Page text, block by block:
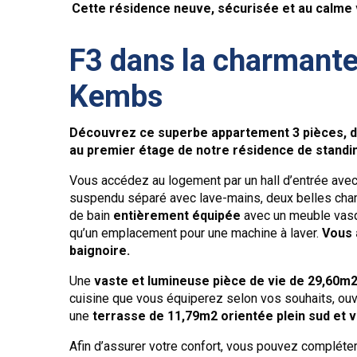
Cette résidence neuve, sécurisée et au
F3 dans la
Kembs
Découvrez ce superbe appartement 3 pièces,
au premier étage de notre résidence de
Vous accédez au logement par un hall d’entrée
suspendu séparé avec lave-mains, deux belles
de bain entièrement équipée avec un meuble
qu’un emplacement pour une machine à laver.Vous
baignoire.
Une vaste et lumineuse pièce de vie de
cuisine que vous équiperez selon vos souhaits,
uneterrasse de 11,79m2 orientée plein sud et
Afin d’assurer votre confort, vous pouvez